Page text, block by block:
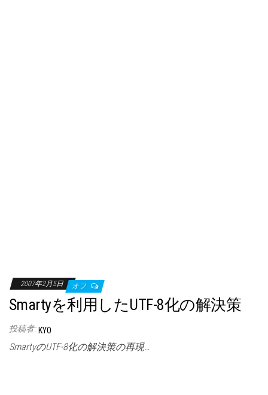
2007年2月5日 オフ
Smartyを利用したUTF-8化の解決策
投稿者: KYO
SmartyのUTF-8化の解決策の再現…